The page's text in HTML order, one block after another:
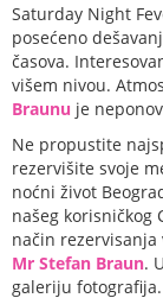
Saturday Night
posećeno
časova.
višem nivou.
Braunu je
Ne propustite
rezervišite svoje
noćni život
našeg korisničkog
način rezervisanja
Mr Stefan Braun.
galeriju